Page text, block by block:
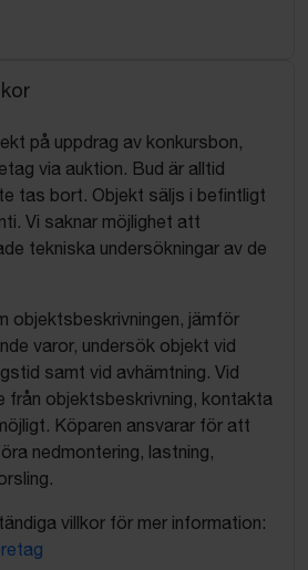
på uppdrag av konkursbon,
via auktion. Bud är alltid
tas bort. Objekt säljs i befintligt
Vi saknar möjlighet att
tekniska undersökningar av de
objektsbeskrivningen, jämför
varor, undersök objekt vid
samt vid avhämtning. Vid
från objektsbeskrivning, kontakta
Köparen ansvarar för att
nedmontering, lastning,
villkor för mer information: